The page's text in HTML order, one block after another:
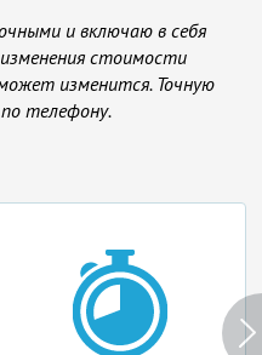
и включаю в себя
стоимости
изменится. Точную
телефону.